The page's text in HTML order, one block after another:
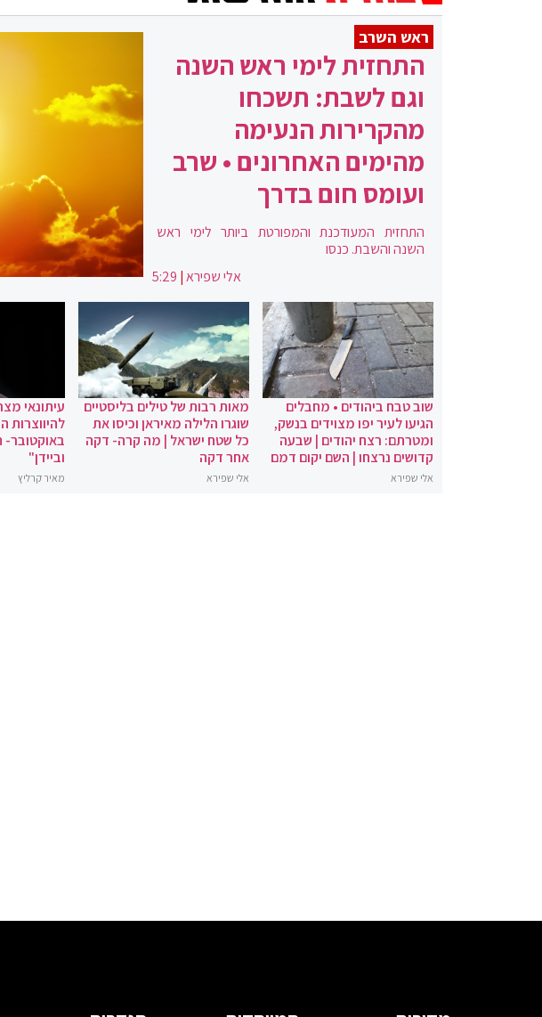
ראש השרב
התחזית לימי ראש השנה
וגם לשבת: תשכחו
מהקרירות הנעימה
מהימים האחרונים • שרב
ועומס חום בדרך
התחזית המעודכנת והמפורטת ביותר לימי ראש
השנה והשבת. כנסו
אלי שפירא|
5:29
שוב טבח ביהודים • מחבלים
הגיעו לעיר יפו מצוידים בנשק,
ומטרתם: רצח יהודים | שבעה
קדושים נרצחו | השם יקום דמם
אלי שפירא
מאות רבות של טילים בליסטיים
שוגרו הלילה מאיראן וכיסו את
כל שטח ישראל | מה קרה- דקה
אחר דקה
אלי שפירא
עיתונאי
באוקטובר-
וביידן"
מאיר קרליץ